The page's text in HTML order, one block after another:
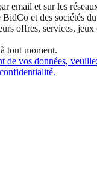
email et sur les
et des sociétés du
offres, services, jeux
tout moment.
de vos données,